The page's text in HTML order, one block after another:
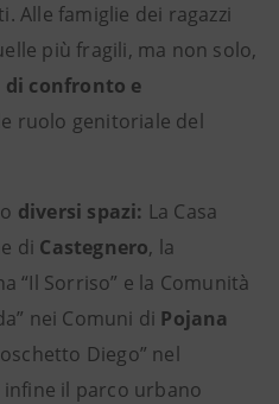
Alle famiglie dei ragazzi
più fragili, ma non solo,
confronto e
ruolo genitoriale del
diversi spazi: La Casa
di Castegnero, la
“Il Sorriso” e la Comunità
nei Comuni di Pojana
Diego” nel
infine il parco urbano